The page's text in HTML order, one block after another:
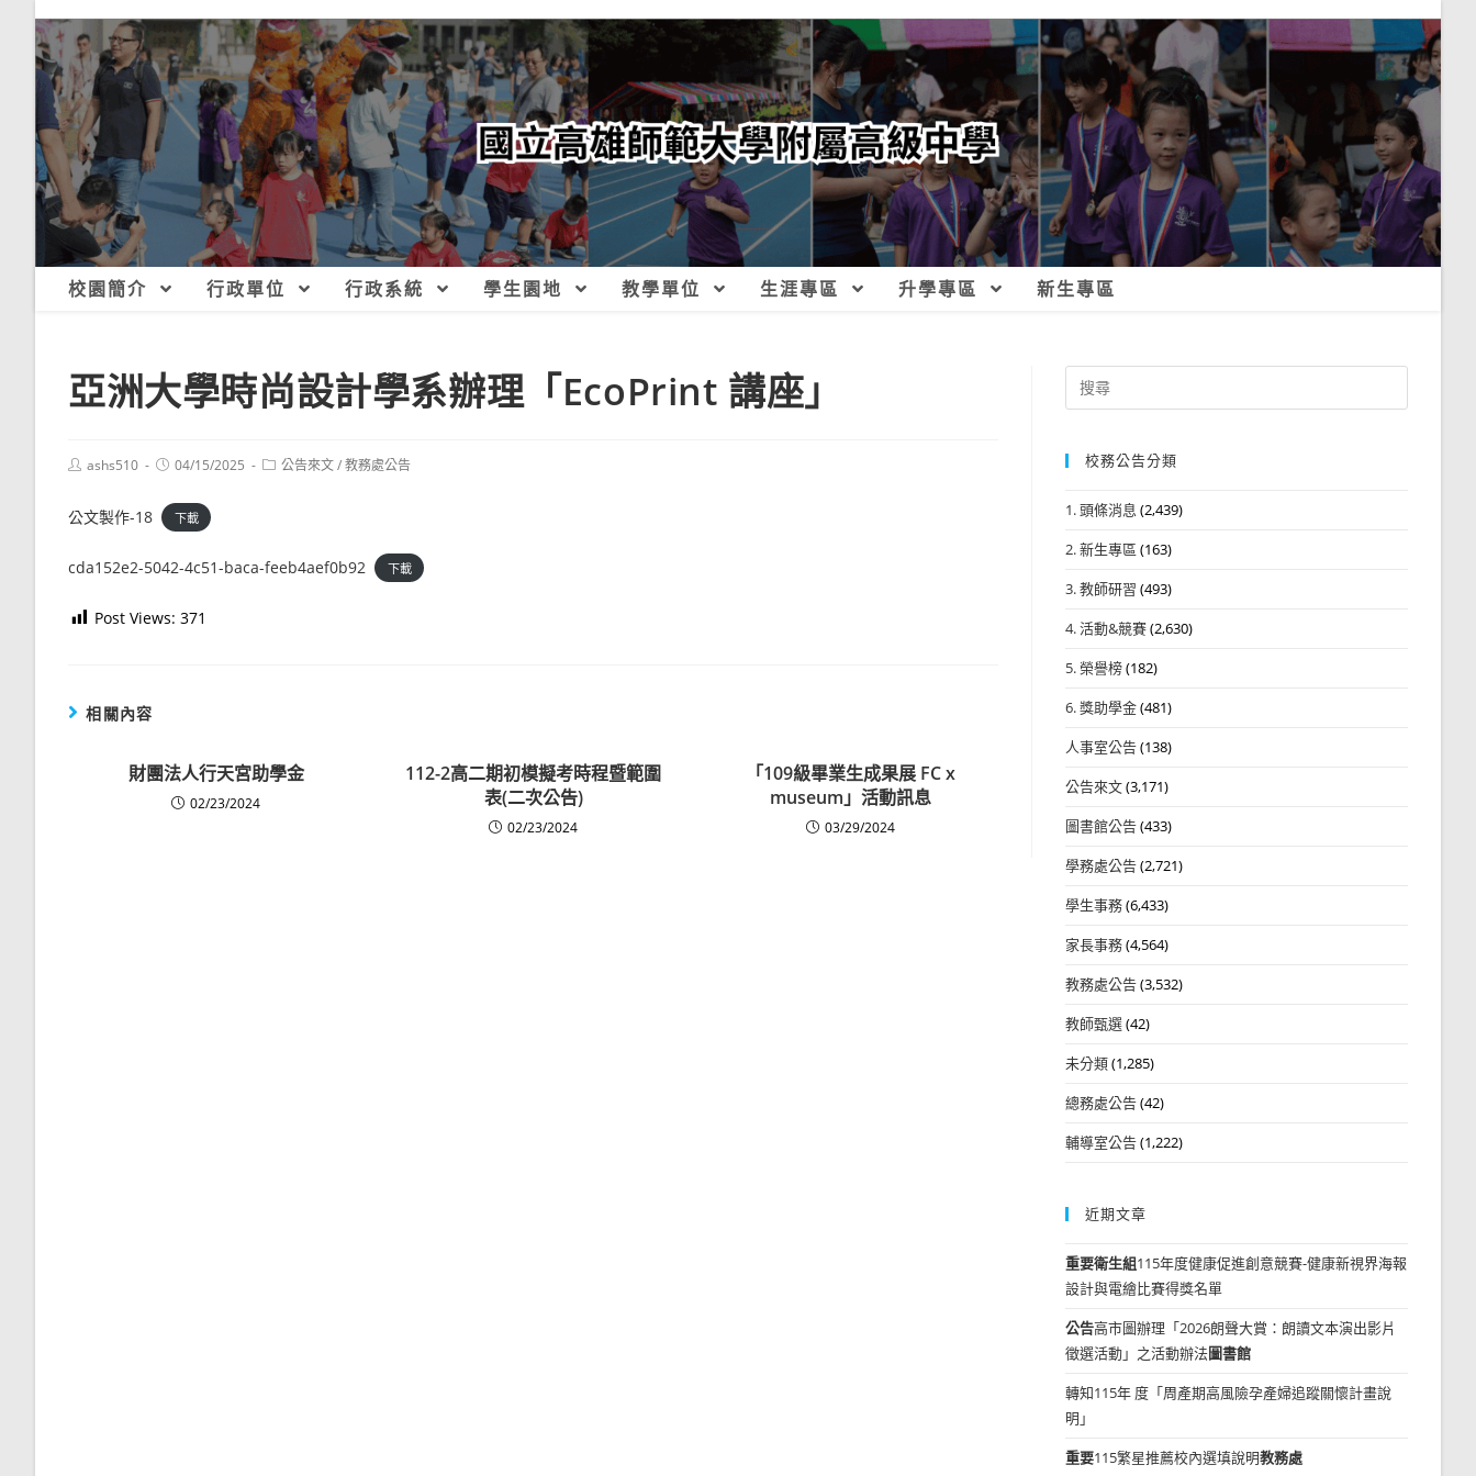
校園簡介 行政單位 行政系統 學生園地 教學單位 生涯專區 升學專區 新生專區
亞洲大學時尚設計學系辦理「EcoPrint 講座」
Postashs510
Post04/15/2025
Post公告來文/教務處公告
公文製作-18 下載
cda152e2-5042-4c51-baca-feeb4aef0b92 下載
Post Views: 371
相關內容
財團法人行天宮助學金
02/23/2024
112-2高二期初模擬考時程暨範圍
表(二次公告)
02/23/2024
「109級畢業生成果展 FC x
museum」活動訊息
03/29/2024
Search
for:
校務公告分類
1. 頭條消息 (2,439)
2. 新生專區 (163)
3. 教師研習 (493)
4. 活動&競賽(2,630)
5. 榮譽榜(182)
6. 獎助學金(481)
人事室公告(138)
公告來文(3,171)
圖書館公告(433)
學務處公告(2,721)
學生事務(6,433)
家長事務(4,564)
教務處公告(3,532)
教師甄選(42)
未分類(1,285)
總務處公告(42)
輔導室公告(1,222)
近期文章
重要衛生組115年度健康促進創意競賽-健康新視界海報
設計與電繪比賽得獎名單
公告高市圖辦理「2026朗聲大賞：朗讀文本演出影片
徵選活動」之活動辦法圖書館
轉知115年 度「周產期高風險孕產婦追蹤關懷計畫說
明」
重要115繁星推薦校內選填說明教務處